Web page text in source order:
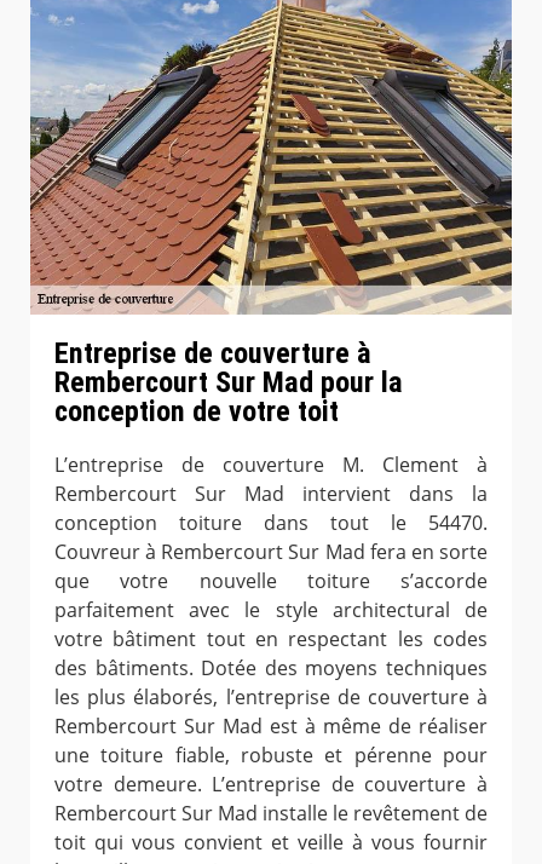
Entreprise de couverture à
Rembercourt Sur Mad pour la
conception de votre toit
L’entreprise de couverture M. Clement à
Rembercourt Sur Mad intervient dans la
conception toiture dans tout le 54470.
Couvreur à Rembercourt Sur Mad fera en sorte
que votre nouvelle toiture s’accorde
parfaitement avec le style architectural de
votre bâtiment tout en respectant les codes
des bâtiments. Dotée des moyens techniques
les plus élaborés, l’entreprise de couverture à
Rembercourt Sur Mad est à même de réaliser
une toiture fiable, robuste et pérenne pour
votre demeure. L’entreprise de couverture à
Rembercourt Sur Mad installe le revêtement de
toit qui vous convient et veille à vous fournir